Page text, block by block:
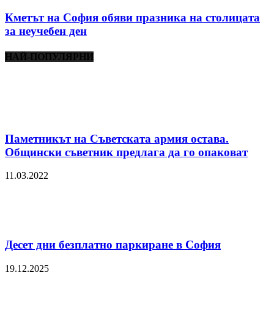
Кметът на София обяви празника на столицата
за неучебен ден
НАЙ-ПОПУЛЯРНИ
Паметникът на Съветската армия остава.
Общински съветник предлага да го опаковат
11.03.2022
Десет дни безплатно паркиране в София
19.12.2025